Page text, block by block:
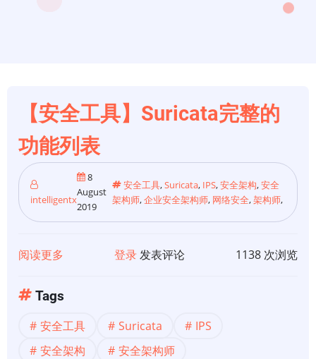
【安全工具】Suricata完整的
功能列表
intelligentx
8
August
2019
安全工具,Suricata, IPS,安全架构,安全
架构师,企业安全架构师, 网络安全,架构师,
阅读更多
工
具】
登录发表评论 1138 次浏览
Tags
安全工具 Suricata
IPS
安全架构
安全架构师